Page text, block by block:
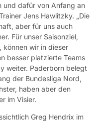
und dafür von Anfang an
Jens Hawlitzky. „Die
aber für uns auch
Für unser Saisonziel,
können wir in dieser
besser platzierte Teams
weiter. Paderborn belegt
der Bundesliga Nord,
haben aber den
im Visier.
Greg Hendrix im